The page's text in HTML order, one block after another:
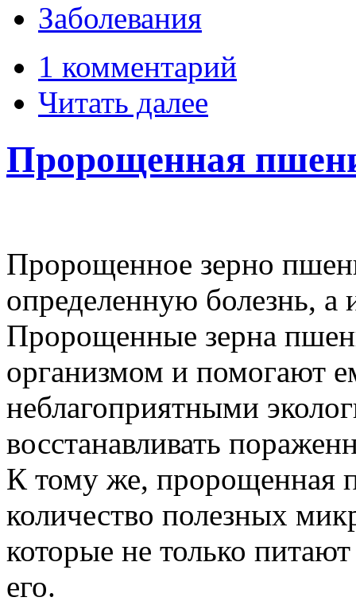
Заболевания
1 комментарий
Читать далее
Пророщенная
Пророщенное зерно
определенную болезнь, а
Пророщенные зерна
организмом и помогают
неблагоприятными
восстанавливать
К тому же, пророщенная
количество полезных
которые не только
его.